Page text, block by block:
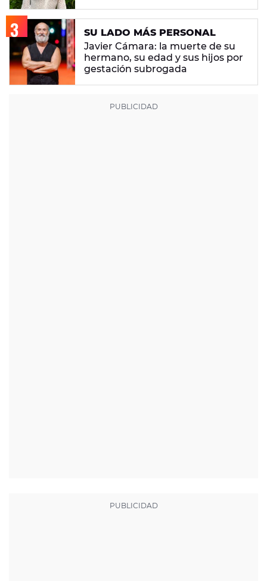
SU LADO MÁS PERSONAL
Javier Cámara: la muerte de su
hermano, su edad y sus hijos por
gestación subrogada